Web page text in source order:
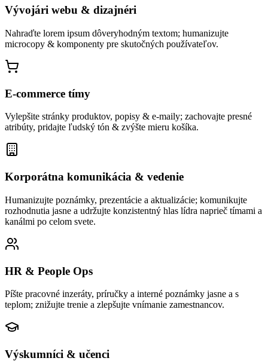
Vývojári webu & dizajnéri
Nahraďte lorem ipsum dôveryhodným textom; humanizujte
microcopy & komponenty pre skutočných používateľov.
E-commerce tímy
Vylepšite stránky produktov, popisy & e-maily; zachovajte presné
atribúty, pridajte ľudský tón & zvýšte mieru košíka.
Korporátna komunikácia & vedenie
Humanizujte poznámky, prezentácie a aktualizácie; komunikujte
rozhodnutia jasne a udržujte konzistentný hlas lídra naprieč tímami a
kanálmi po celom svete.
HR & People Ops
Píšte pracovné inzeráty, príručky a interné poznámky jasne a s
teplom; znižujte trenie a zlepšujte vnímanie zamestnancov.
Výskumníci & učenci